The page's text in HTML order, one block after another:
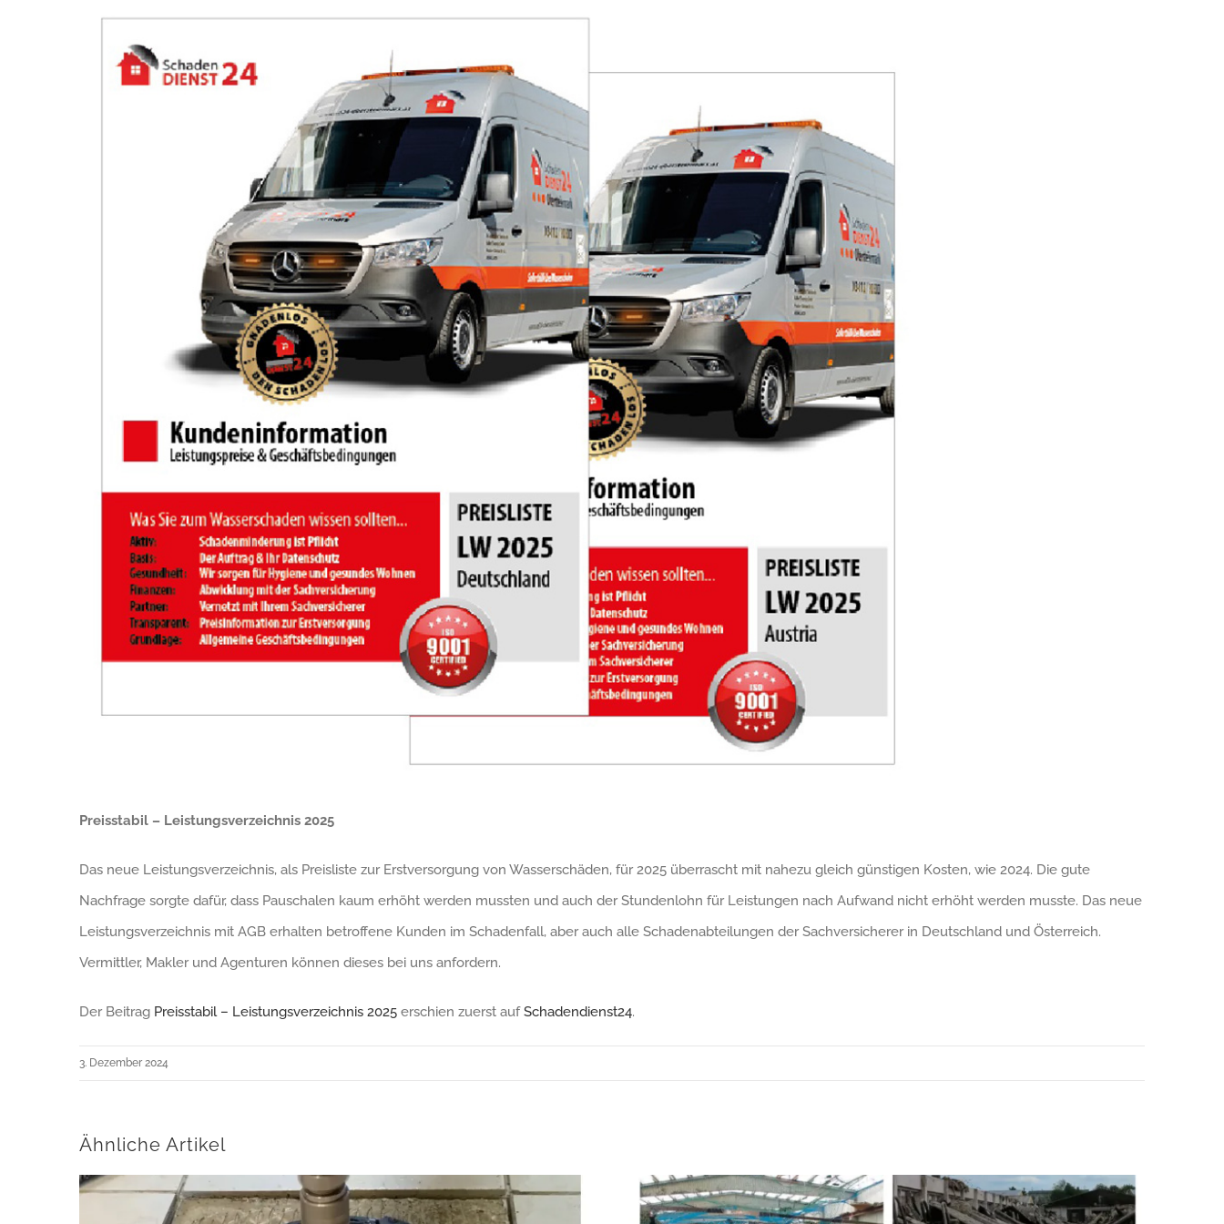
Preisstabil – Leistungsverzeichnis 2025
Das neue Leistungsverzeichnis, als Preisliste zur Erstversorgung von Wasserschäden, für 2025 überrascht mit nahezu gleich günstigen Kosten, wie 2024. Die gute
Nachfrage sorgte dafür, dass Pauschalen kaum erhöht werden mussten und auch der Stundenlohn für Leistungen nach Aufwand nicht erhöht werden musste. Das neue
Leistungsverzeichnis mit AGB erhalten betroffene Kunden im Schadenfall, aber auch alle Schadenabteilungen der Sachversicherer in Deutschland und Österreich.
Vermittler, Makler und Agenturen können dieses bei uns anfordern.
Der Beitrag Preisstabil – Leistungsverzeichnis 2025 erschien zuerst aufSchadendienst24.
3. Dezember 2024
Ähnliche Artikel